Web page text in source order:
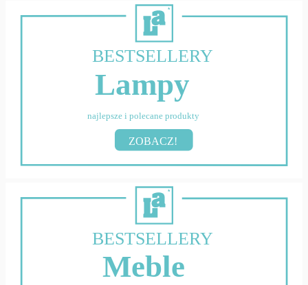
BESTSELLERY
Lampy
najlepsze i polecane produkty
ZOBACZ!
BESTSELLERY
Meble